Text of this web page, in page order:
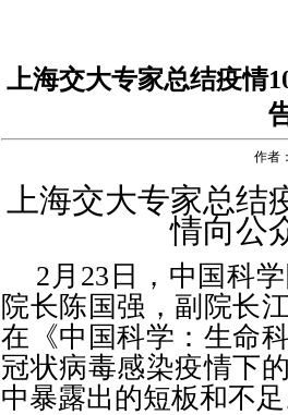
上海交大专家总结疫情
作者
上海交大专家总结
情向公
2月23日，中国科
院长陈国强，副院长
在《中国科学：生命
冠状病毒感染疫情下
中暴露出的短板和不